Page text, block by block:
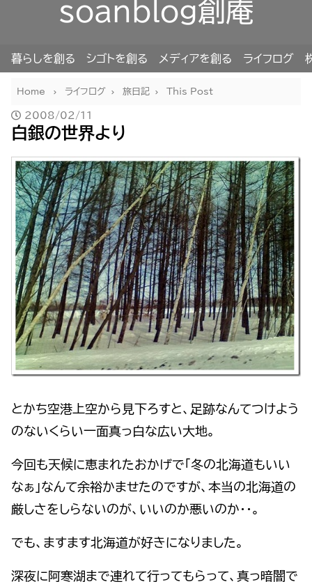
soanblog創庵
暮らしを創る シゴトを創る メディアを創る ライフログ
Home ライフログ 旅日記 This Post
2008/02/11
白銀の世界より
とかち空港上空から見下ろすと、足跡なんてつけよう
のないくらい一面真っ白な広い大地。
今回も天候に恵まれたおかげで「冬の北海道もいい
なぁ」なんて余裕かませたのですが、本当の北海道の
厳しさをしらないのが、いいのか悪いのか・・。
でも、ますます北海道が好きになりました。
深夜に阿寒湖まで連れて行ってもらって、真っ暗闇で